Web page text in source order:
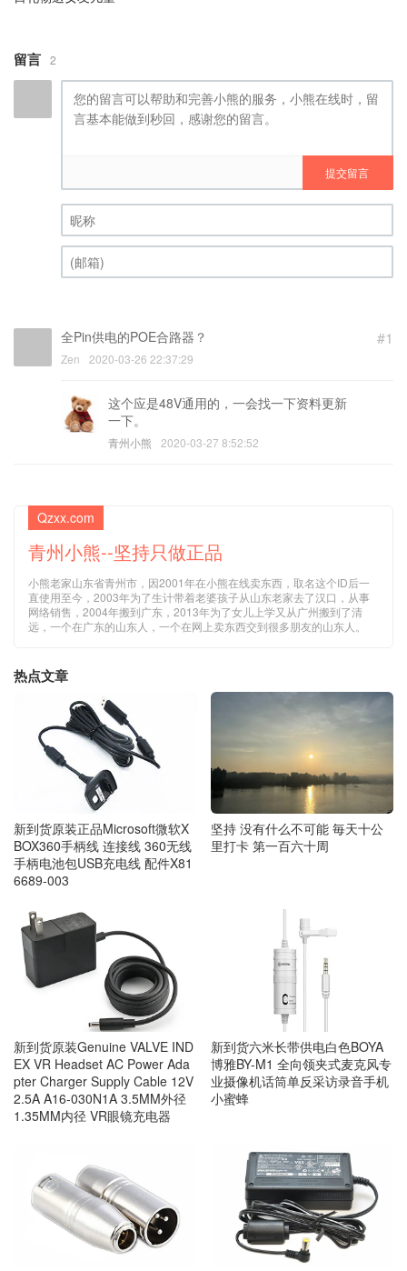
留言 2
提交留言
昵称 (必填)
#1
全Pin供电的POE合路器？
Zen 2020-03-26 22:37:29
这个应是48V通用的，一会找一下资料更新
一下。
青州小熊 2020-03-27 8:52:52
Qzxx.com
青州小熊--坚持只做正品
小熊老家山东省青州市，因2001年在小熊在线卖东西，取名这个ID后一
直使用至今，2003年为了生计带着老婆孩子从山东老家去了汉口，从事
网络销售，2004年搬到广东，2013年为了女儿上学又从广州搬到了清
远，一个在广东的山东人，一个在网上卖东西交到很多朋友的山东人。
热点文章
新到货原装正品Microsoft微软X
BOX360手柄线 连接线 360无线
手柄电池包USB充电线 配件X81
6689-003
坚持 没有什么不可能 毎天十公
里打卡 第一百六十周
新到货原装Genuine VALVE IND
EX VR Headset AC Power Ada
pter Charger Supply Cable 12V
2.5A A16-030N1A 3.5MM外径
1.35MM内径 VR眼镜充电器
新到货六米长带供电白色BOYA
博雅BY-M1 全向领夹式麦克风专
业摄像机话筒单反采访录音手机
小蜜蜂